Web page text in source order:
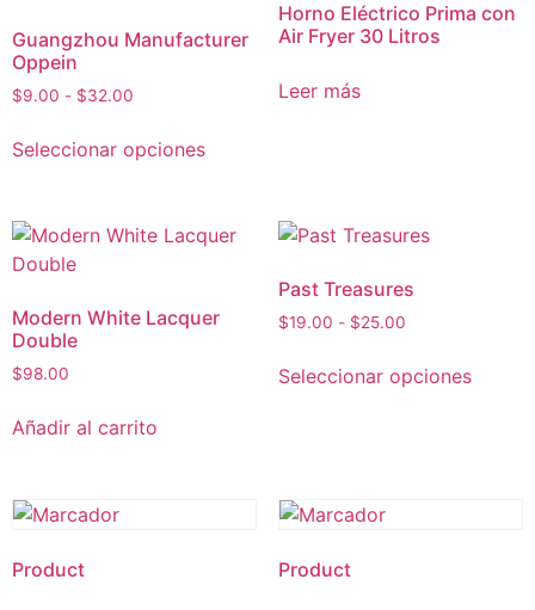
Guangzhou Manufacturer
Oppein
$9.00 - $32.00
Seleccionar opciones
Horno Eléctrico Prima con
Air Fryer 30 Litros
Leer más
Modern White Lacquer
Double
$98.00
Añadir al carrito
Past Treasures
$19.00 - $25.00
Seleccionar opciones
Product Product